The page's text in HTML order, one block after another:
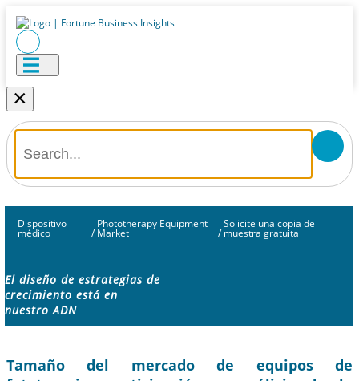
×
Dispositivo
médico /
Phototherapy Equipment
Market /
Solicite una copia de
muestra gratuita
El diseño de estrategias de
crecimiento está en
nuestro ADN
Tamaño del mercado de equipos de